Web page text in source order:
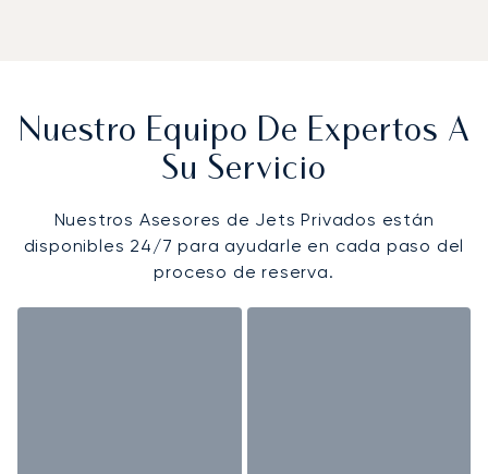
Nuestro Equipo De Expertos A
Su Servicio
Nuestros Asesores de Jets Privados están
disponibles 24/7 para ayudarle en cada paso del
proceso de reserva.